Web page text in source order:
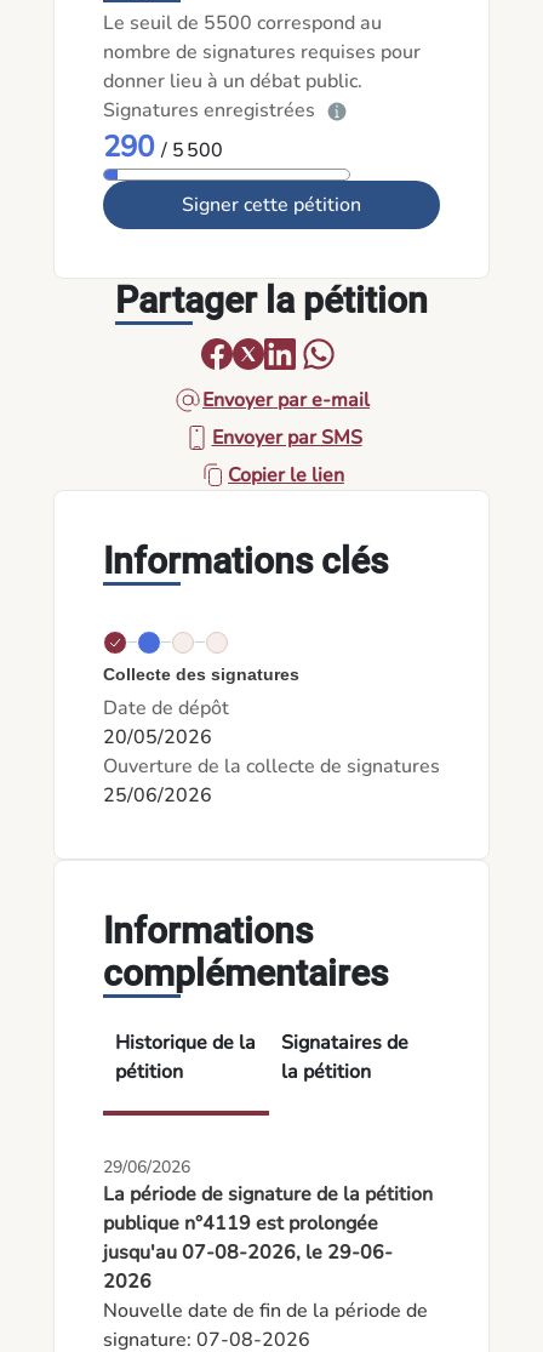
Le seuil de 5500 correspond au
nombre de signatures requises pour
donner lieu à un débat public.
Signatures enregistrées
290 / 5 500
Signer cette pétition
Partager la pétition
Envoyer par e-mail
Envoyer par SMS
Copier le lien
Informations clés
Collecte des signatures
Date de dépôt
20/05/2026
Ouverture de la collecte de signatures
25/06/2026
Informations
complémentaires
Historique de la
pétition
Signataires de
la pétition
29/06/2026
La période de signature de la pétition
publique n°4119 est prolongée
jusqu'au 07-08-2026, le 29-06-
2026
Nouvelle date de fin de la période de
signature: 07-08-2026